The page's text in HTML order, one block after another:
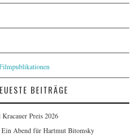
BEITRÄGE
Preis 2026
Abend für Hartmut Bitomsky